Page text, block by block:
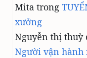
Mita trong
xưởng
Nguyễn thị thuỳ
Người vận hành